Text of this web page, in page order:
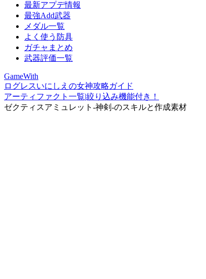
最新アプデ情報
最強Add武器
メダル一覧
よく使う防具
ガチャまとめ
武器評価一覧
GameWith
ログレスいにしえの女神攻略ガイド
アーティファクト一覧|絞り込み機能付き！
ゼクティスアミュレット-神剣-のスキルと作成素材